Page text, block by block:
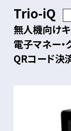
Trio-iQ
無人機向けキ
電子マネー・
QRコード決